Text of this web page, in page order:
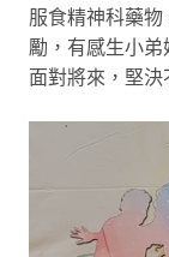
服食精神科藥物
勵，有感生小
面對將來，堅決